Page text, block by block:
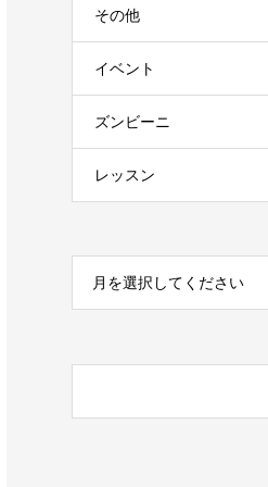
その他
イベント
ズンビーニ
レッスン
月を選択してください